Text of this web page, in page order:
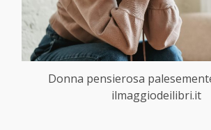
Donna pensierosa
ilmaggiodeilibri.it